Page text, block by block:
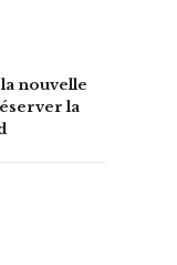
nouvelle
la